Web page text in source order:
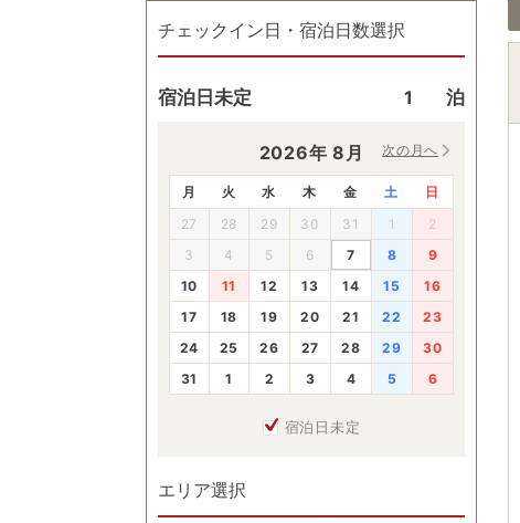
チェックイン日・宿泊日数選択
宿泊日未定 泊
2026年 8 月 次の月へ
月 火 水 木 金 土
日
27
28 29 30 31 1
2
3
4 5 6 7 8
9
10
11 12 13 14 15
16
17
18 19 20 21 22
23
24
25 26 27 28 29
30
31
1 2 3 4 5 6
宿泊日未定
エリア選択